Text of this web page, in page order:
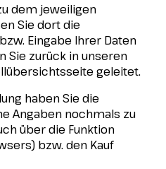
dem jeweiligen
Sie dort die
Eingabe Ihrer Daten
Sie zurück in unseren
geleitet.
haben Sie die
Angaben nochmals zu
über die Funktion
bzw. den Kauf